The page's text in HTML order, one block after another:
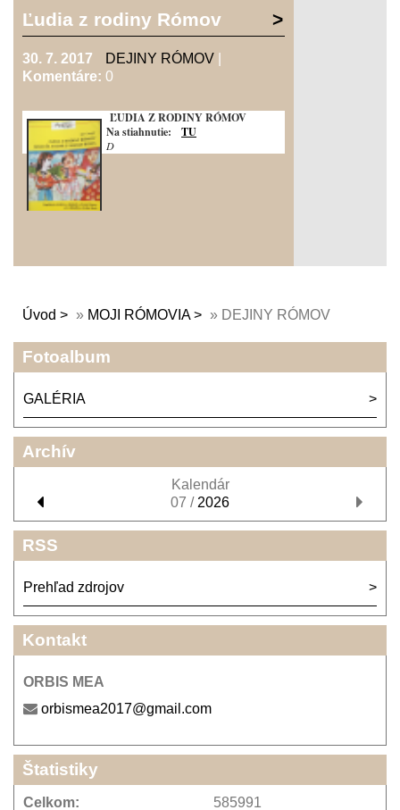
prináša poidrobný exkurz do odbornej
literatúry a pameňov venovaných tejto
Ľudia z rodiny Rómov
30. 7. 2017 DEJINY RÓMOV
Komentáre: 0
ĽUDIA Z RODINY RÓMOV
Na stiahnutie: TU
D
Úvod » MOJI RÓMOVIA » DEJINY RÓMOV
Fotoalbum
GALÉRIA
Archív
Kalendár
07 / 2026
RSS
Prehľad zdrojov
Kontakt
ORBIS MEA
orbismea2017@gmail.com
Štatistiky
Celkom: 585991